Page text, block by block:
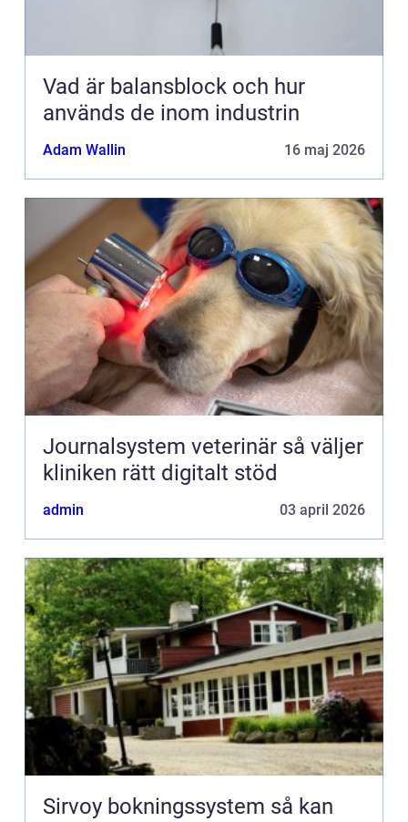
Vad är balansblock och hur
används de inom industrin
Adam Wallin 16 maj 2026
Journalsystem veterinär så väljer
kliniken rätt digitalt stöd
admin 03 april 2026
Sirvoy bokningssystem så kan